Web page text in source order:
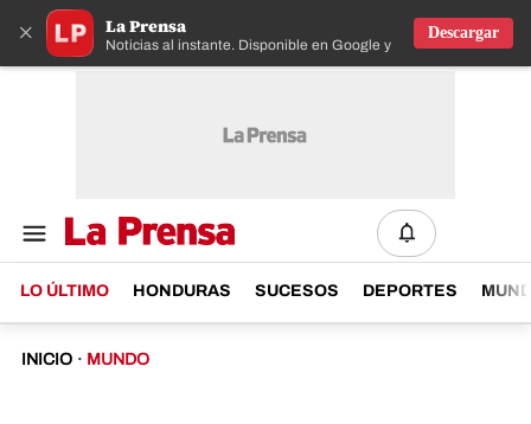
× La Prensa
Noticias al instante. Disponible en Google y IOS
Descargar
LO ÚLTIMO HONDURAS SUCESOS DEPORTES
INICIO · MUNDO